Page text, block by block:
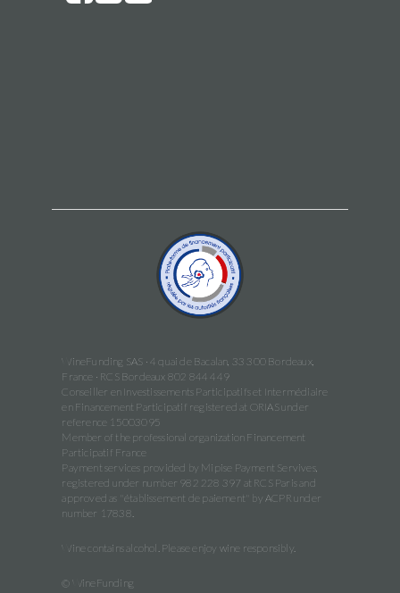
WineFunding SAS · 4 quai de Bacalan, 33 300 Bordeaux,
France · RCS Bordeaux 802 844 449
Conseiller en Investissements Participatifs et Intermédiaire
en Financement Participatif registered at ORIAS under
reference 15003095
Member of the professional organization Financement
Participatif France
Payment services provided by Mipise Payment Servives,
registered under number 982 228 397 at RCS Paris and
approved as "établissement de paiement" by ACPR under
number 17838.
Wine contains alcohol. Please enjoy wine responsibly.
© WineFunding